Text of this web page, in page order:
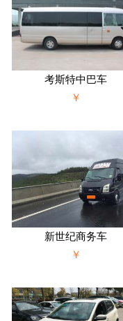
考斯特中巴车
￥
新世纪商务车
￥